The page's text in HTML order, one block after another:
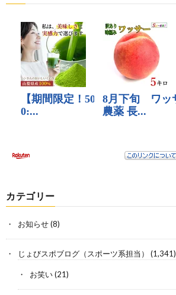
カテゴリー
お知らせ(8)
じょびスポブログ（スポーツ系担当） (1,341)
お笑い(21)